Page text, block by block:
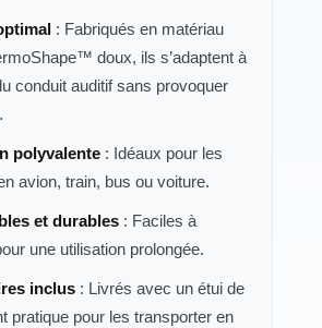
: Fabriqués en matériau
doux, ils s’adaptent à
conduit auditif sans provoquer
polyvalente: Idéaux pour les
avion, train, bus ou voiture.
et durables: Faciles à
une utilisation prolongée.
inclus: Livrés avec un étui de
pratique pour les transporter en